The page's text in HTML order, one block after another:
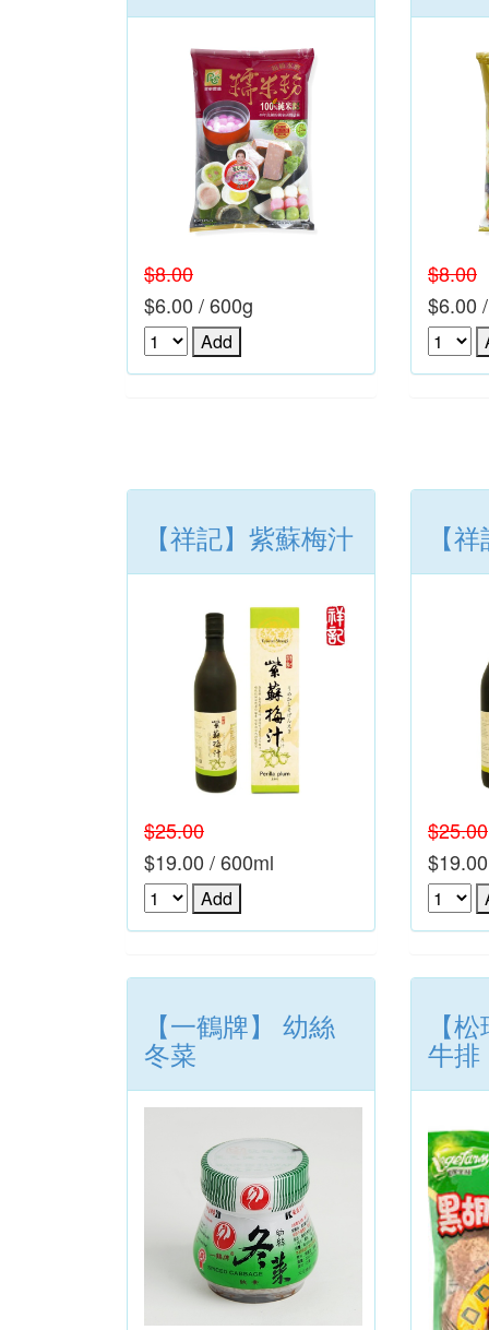
$8.00
$6.00 / 600g
$8.00
$6.00
【祥記】紫蘇梅汁
$25.00
$19.00 / 600ml
【
$25.00
【一鶴牌】 幼絲
冬菜
【
牛排